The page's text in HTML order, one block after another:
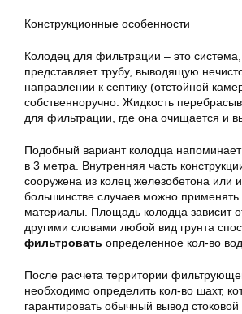
Конструкционные особенности
Колодец для фильтрации – это
представляет трубу, выводящую
направлении к септику (отстойной
собственноручно. Жидкость
для фильтрации, где она очищается и
Подобный вариант колодца
в 3 метра. Внутренняя часть
сооружена из колец железобетона или
большинстве случаев можно применять
материалы. Площадь колодца зависит
другими словами любой вид грунта
фильтровать определенное кол-во
После расчета территории
необходимо определить кол-во шахт,
гарантировать обычный вывод